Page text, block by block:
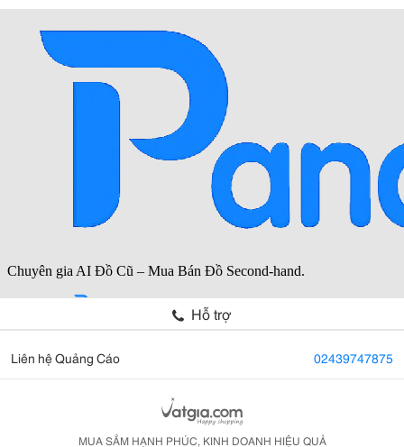
Hỗ trợ
Liên hệ Quảng Cáo 02439747875
MUA SẮM HẠNH PHÚC, KINH DOANH HIỆU QUẢ